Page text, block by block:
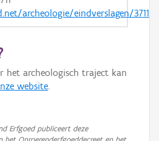
archeologie/eindverslagen/3711
het archeologisch traject kan
website.
Erfgoed publiceert deze